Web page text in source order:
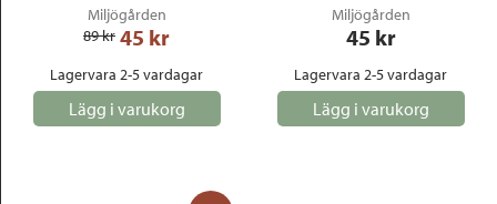
Miljögården
89 kr 45 kr
Lagervara 2-5 vardagar
Lägg i varukorg
Miljögården
45 kr
Lagervara 2-5 vardagar
Lägg i varukorg